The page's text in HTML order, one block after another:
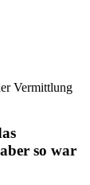
Vermittlung
so war